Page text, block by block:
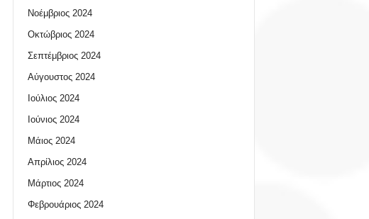
Νοέμβριος 2024
Οκτώβριος 2024
Σεπτέμβριος 2024
Αύγουστος 2024
Ιούλιος 2024
Ιούνιος 2024
Μάιος 2024
Απρίλιος 2024
Μάρτιος 2024
Φεβρουάριος 2024